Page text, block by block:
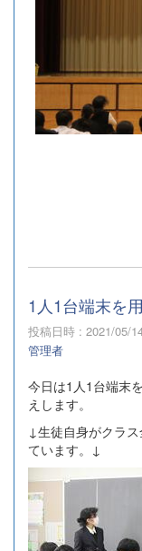
1人1台端末を
投稿日時 : 2021/05/
管理者
今日は1人1台端末
えします。
↓生徒自身がクラ
ています。↓